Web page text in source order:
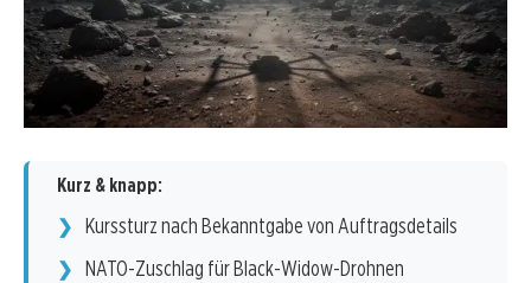
Kurz & knapp:
Kurssturz nach Bekanntgabe von Auftragsdetails
NATO-Zuschlag für Black-Widow-Drohnen